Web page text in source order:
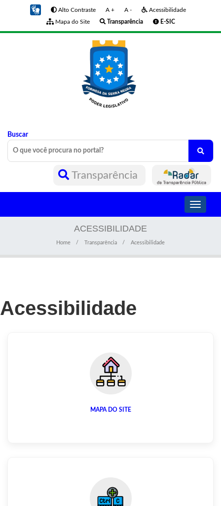
Alto Contraste A + A -
Acessibilidade
Mapa do Site
Transparência E-SIC
Buscar
Transparência
Toggle
ACESSIBILIDADE
Home Transparência Acessibilidade
Acessibilidade
MAPA DO SITE